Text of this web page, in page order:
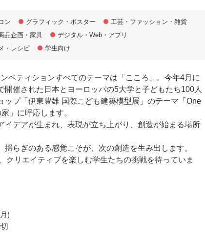
ン グラフィック・ポスター
工芸・ファッション・雑貨
品企画・家具
デジタル・Web・アプリ
・レシピ
学生向け
ンペティションすべてのテーマは「こころ」。今年4月に
開催された日本とヨーロッパの5大学と子どもたち100人
ップ「伊東豊雄 国際こども建築模型展」のテーマ「One
」に呼応します。
イデアが生まれ、表現が立ち上がり、創造が始まる場所
揺らぎのある感覚こそが、次の創造を生み出します。
クリエイティブを楽しむ学生たちの挑戦を待っていま
)